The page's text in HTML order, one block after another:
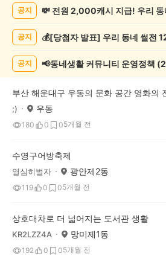
화/
글
공지
공지
공지 📢동네생활 커뮤니티 운영정책
;) 우동
180 0 05개월 전
수영구어방축제
열심히벌자 광안제2동
119 0 05개월 전
상호대차로 더 넓어지는 도서관 생활
KR2LZZ4A 망미제1동
192 0 05개월 전